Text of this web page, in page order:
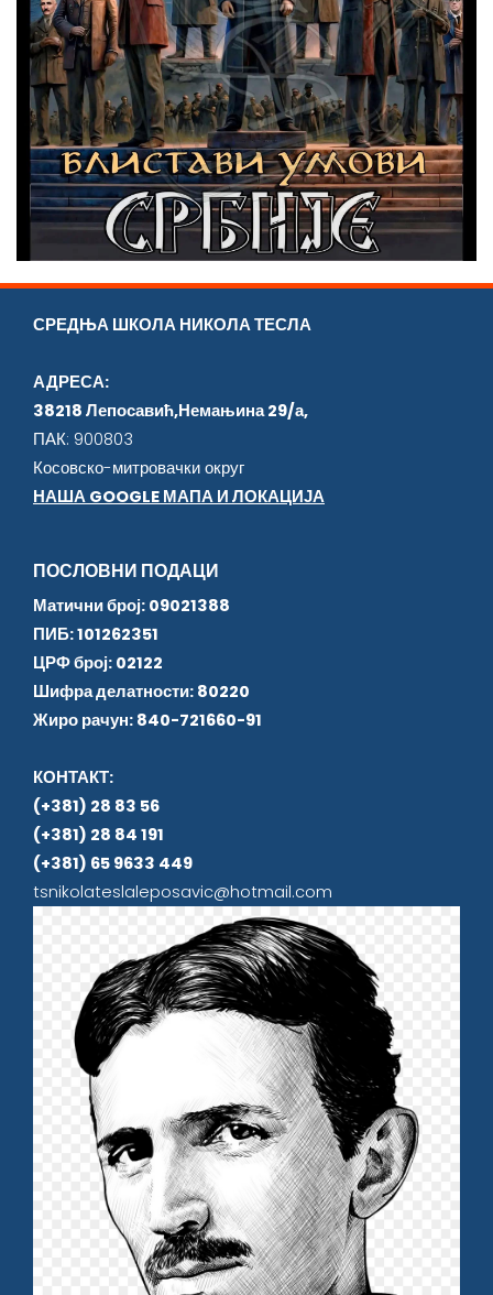
СРЕДЊА ШКОЛА НИКОЛА ТЕСЛА
АДРЕСА:
38218 Лепосавић,Немањина 29/а,
ПАК: 900803
Косовско-митровачки округ
НАША GOOGLE МАПА И ЛОКАЦИЈА
ПОСЛОВНИ ПОДАЦИ
Матични број: 09021388
ПИБ: 101262351
ЦРФ број: 02122
Шифра делатности: 80220
Жиро рачун: 840-721660-91
КОНТАКТ:
(+381) 28 83 56
(+381) 28 84 191
(+381) 65 9633 449
tsnikolateslaleposavic@hotmail.com